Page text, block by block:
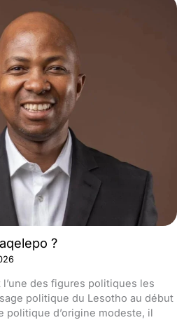
?
des figures politiques les
politique du Lesotho au début
politique d’origine modeste, il